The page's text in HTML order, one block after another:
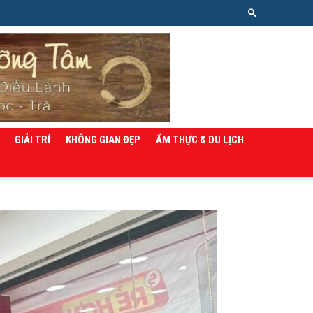
GIẢI TRÍ KHÔNG GIAN ĐẸP ẨM THỰC & DU LỊCH